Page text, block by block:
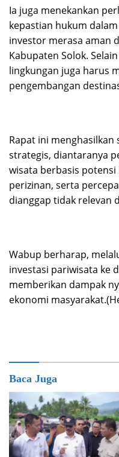
Ia juga menekankan
kepastian hukum
investor merasa aman
Kabupaten Solok.
lingkungan juga harus
pengembangan
Rapat ini
strategis, diantaranya
wisata berbasis
perizinan, serta
dianggap tidak relevan
Wabup berharap,
investasi pariwisata ke
memberikan dampak
ekonomi
Baca Juga